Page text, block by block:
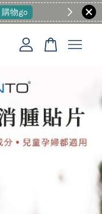
購物go 童裝
空的。